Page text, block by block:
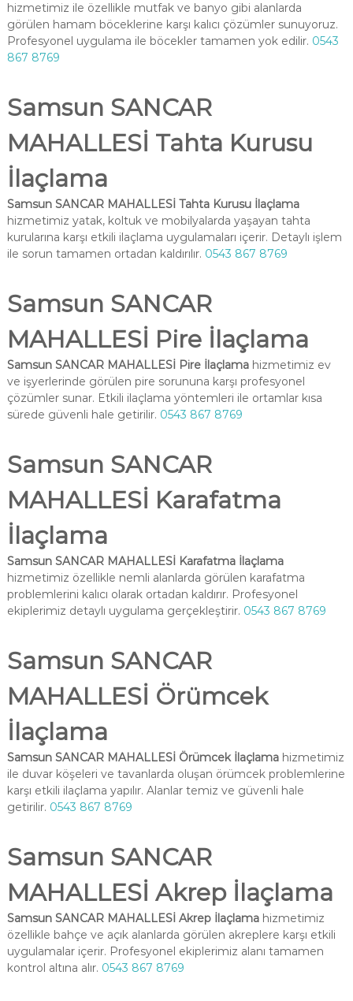
hizmetimiz ile özellikle mutfak ve banyo gibi alanlarda
görülen hamam böceklerine karşı kalıcı çözümler sunuyoruz.
Profesyonel uygulama ile böcekler tamamen yok edilir. 0543
867 8769
Samsun SANCAR
MAHALLESİ Tahta Kurusu
İlaçlama
Samsun SANCAR MAHALLESİ Tahta Kurusu İlaçlama
hizmetimiz yatak, koltuk ve mobilyalarda yaşayan tahta
kurularına karşı etkili ilaçlama uygulamaları içerir. Detaylı işlem
ile sorun tamamen ortadan kaldırılır. 0543 867 8769
Samsun SANCAR
MAHALLESİ Pire İlaçlama
Samsun SANCAR MAHALLESİ Pire İlaçlamahizmetimiz ev
ve işyerlerinde görülen pire sorununa karşı profesyonel
çözümler sunar. Etkili ilaçlama yöntemleri ile ortamlar kısa
sürede güvenli hale getirilir. 0543 867 8769
Samsun SANCAR
MAHALLESİ Karafatma
İlaçlama
Samsun SANCAR MAHALLESİ Karafatma İlaçlama
hizmetimiz özellikle nemli alanlarda görülen karafatma
problemlerini kalıcı olarak ortadan kaldırır. Profesyonel
ekiplerimiz detaylı uygulama gerçekleştirir. 0543 867 8769
Samsun SANCAR
MAHALLESİ Örümcek
İlaçlama
Samsun SANCAR MAHALLESİ Örümcek İlaçlamahizmetimiz
ile duvar köşeleri ve tavanlarda oluşan örümcek problemlerine
karşı etkili ilaçlama yapılır. Alanlar temiz ve güvenli hale
getirilir. 0543 867 8769
Samsun SANCAR
MAHALLESİ Akrep İlaçlama
Samsun SANCAR MAHALLESİ Akrep İlaçlamahizmetimiz
özellikle bahçe ve açık alanlarda görülen akreplere karşı etkili
uygulamalar içerir. Profesyonel ekiplerimiz alanı tamamen
kontrol altına alır. 0543 867 8769